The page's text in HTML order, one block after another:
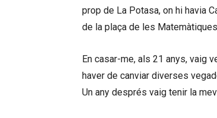
prop de La Potasa, on hi havia
de la plaça de les
En casar-me, als 21 anys, vaig
haver de canviar diverses
Un any després vaig tenir la